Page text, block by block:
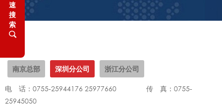
速
搜
索
南京总部 深圳分公司 浙江分公司
电 话：0755-25944176 25977660 传 真：0755-
25945050